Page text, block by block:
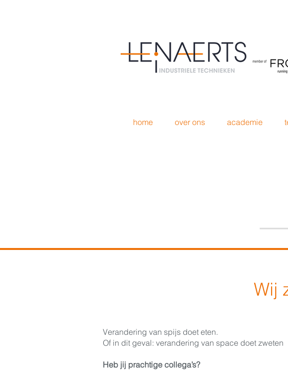
home over ons academie
Wij
Verandering van spijs doet eten.
Of in dit geval: verandering van space doet zweten
Heb jij prachtige collega’s?